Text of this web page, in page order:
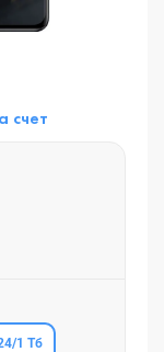
счет
1 Тб